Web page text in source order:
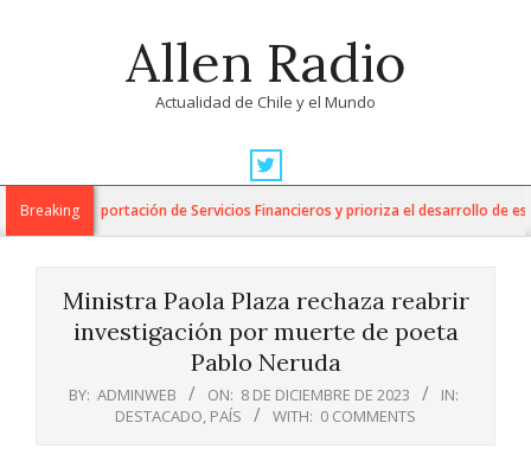
Allen Radio
Actualidad de Chile y el Mundo
Navigation
MenuBreaking
para la Exportación de Servicios Financieros y prioriza el desarrollo de esta
Ministra Paola Plaza rechaza reabrir
investigación por muerte de poeta
Pablo Neruda
BY: ADMINWEB ON: 8 DE DICIEMBRE DE 2023
IN:
DESTACADO, PAÍS WITH: 0 COMMENTS